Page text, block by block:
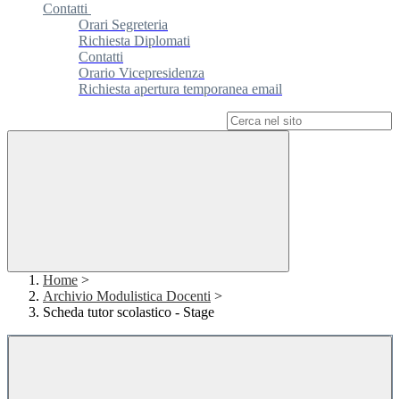
Contatti
Orari Segreteria
Richiesta Diplomati
Contatti
Orario Vicepresidenza
Richiesta apertura temporanea email
Home >
Archivio Modulistica Docenti >
Scheda tutor scolastico - Stage